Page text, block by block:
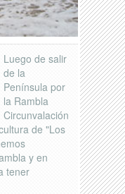
Luego de salir
de la
Península por
la Rambla
Circunvalación
de "Los
y en
tener